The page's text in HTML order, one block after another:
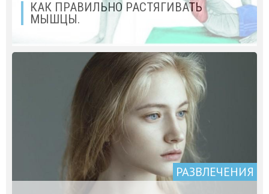
КАК ПРАВИЛЬНО РАСТЯГИВАТЬ
МЫШЦЫ.
РАЗВЛЕЧЕНИЯ